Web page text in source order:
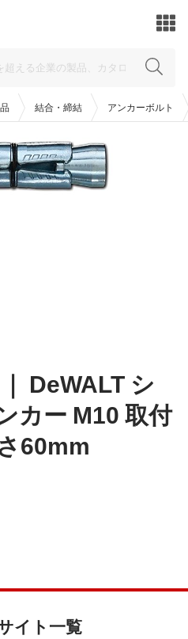
結合・締結 アンカーボルト
DeWALT シ
カー M10 取付
60mm
イト一覧